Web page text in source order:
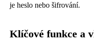
je heslo nebo šifrování.
Klíčové funkce a